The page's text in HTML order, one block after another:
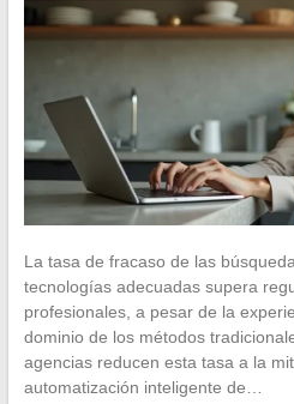
La tasa de fracaso de las
tecnologías adecuadas supera
profesionales, a pesar de la
dominio de los métodos
agencias reducen esta tasa a la
automatización inteligente de…